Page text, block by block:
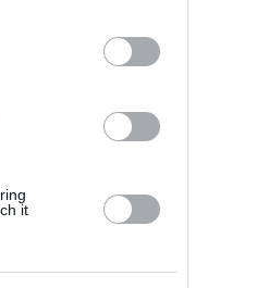
it
γράφουν οι κάτωθι: